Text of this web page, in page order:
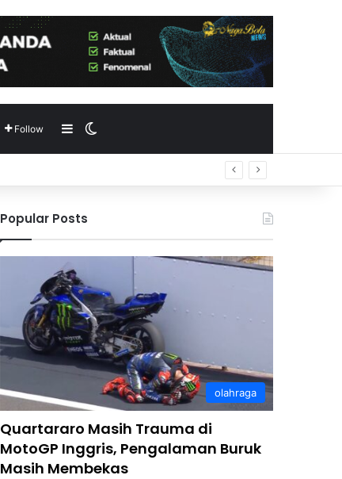
Follow Sidebar
Popular Posts
olahraga
Quartararo Masih Trauma di
MotoGP Inggris, Pengalaman Buruk
Masih Membekas